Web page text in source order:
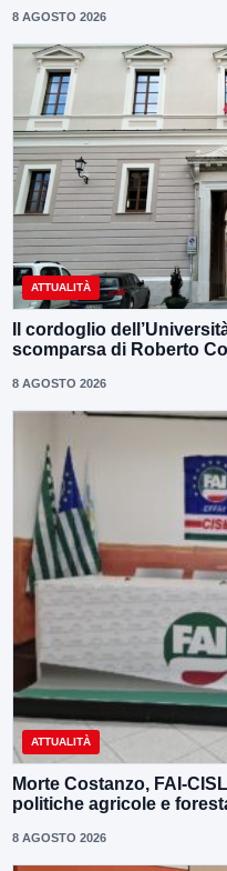
8 AGOSTO 2026
ATTUALITÀ
Il cordoglio
scomparsa di Roberto
8 AGOSTO 2026
ATTUALITÀ
Morte Costanzo, FAI-
politiche agricole e
8 AGOSTO 2026